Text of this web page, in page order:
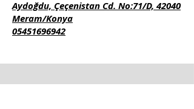
Aydoğdu, Çeçenistan Cd. No:71/D, 42040
Meram/Konya
05451696942